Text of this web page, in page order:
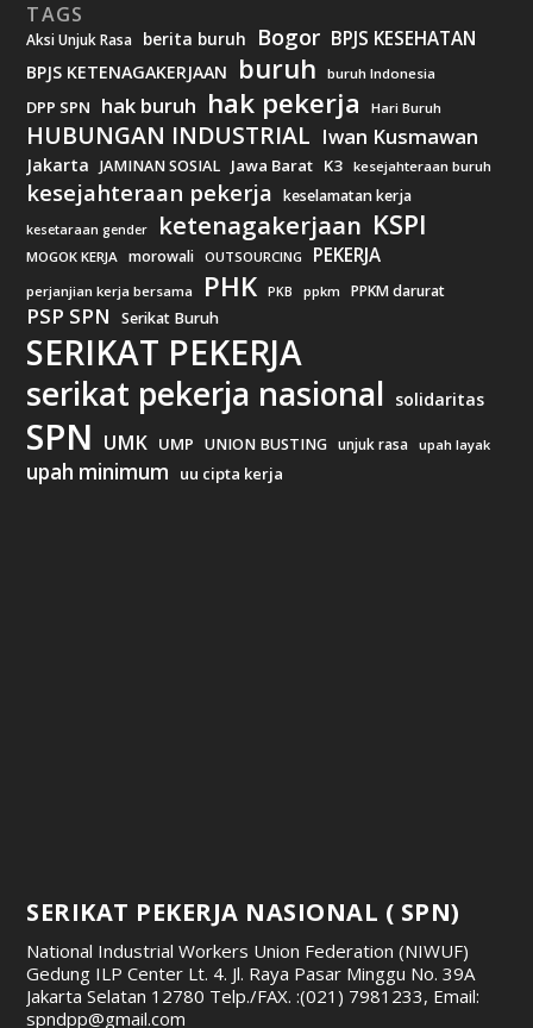
TAGS
Aksi Unjuk Rasa berita buruh Bogor BPJS KESEHATAN
BPJS KETENAGAKERJAAN buruh buruh Indonesia
DPP SPN hak buruh hak pekerja Hari Buruh
HUBUNGAN INDUSTRIAL Iwan Kusmawan
Jakarta JAMINAN SOSIAL Jawa Barat K3 kesejahteraan buruh
kesejahteraan pekerja keselamatan kerja
kesetaraan gender ketenagakerjaan KSPI
MOGOK KERJA morowali OUTSOURCING PEKERJA
perjanjian kerja bersama PHK PKB ppkm PPKM darurat
PSP SPN Serikat Buruh
SERIKAT PEKERJA
serikat pekerja nasional solidaritas
SPN UMK UMP UNION BUSTING unjuk rasa upah layak
upah minimum uu cipta kerja
SERIKAT PEKERJA NASIONAL ( SPN)
National Industrial Workers Union Federation (NIWUF)
Gedung ILP Center Lt. 4. Jl. Raya Pasar Minggu No. 39A
Jakarta Selatan 12780 Telp./FAX. :(021) 7981233, Email:
spndpp@gmail.com